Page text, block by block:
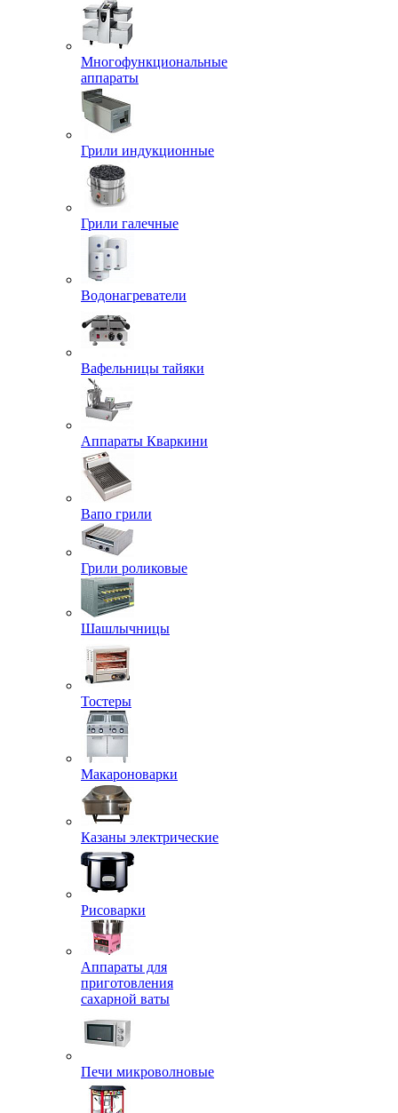
Многофункциональные
аппараты
Грили индукционные
Грили галечные
Водонагреватели
Вафельницы тайяки
Аппараты Кваркини
Вапо грили
Грили роликовые
Шашлычницы
Тостеры
Макароноварки
Казаны электрические
Рисоварки
Аппараты для
приготовления
сахарной ваты
Печи микроволновые